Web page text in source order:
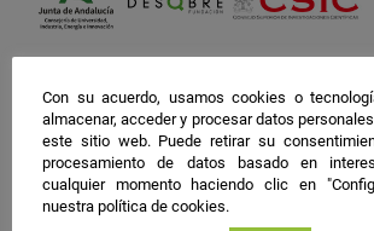
Con su acuerdo, usamos cookies o
almacenar, acceder y procesar datos
este sitio web. Puede retirar su
procesamiento de datos basado en
cualquier momento haciendo clic en
nuestra política de cookies.